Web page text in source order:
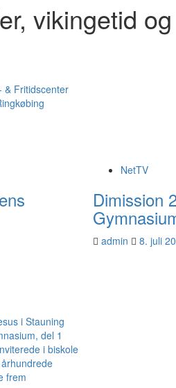
vikingetid
& Fritidscenter
NetTV
Dimission
admin 8. juli
i Stauning
del 1
i biskole
frem